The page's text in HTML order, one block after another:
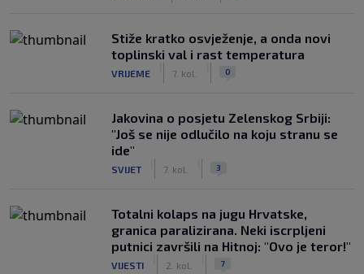
Stiže kratko osvježenje, a onda novi
toplinski val i rast temperatura
VRIJEME 7. kol. 0
Jakovina o posjetu Zelenskog Srbiji:
"Još se nije odlučilo na koju stranu se
ide"
SVIJET 7. kol. 3
Totalni kolaps na jugu Hrvatske,
granica paralizirana. Neki iscrpljeni
putnici završili na Hitnoj: "Ovo je teror!"
VIJESTI 2. kol. 7